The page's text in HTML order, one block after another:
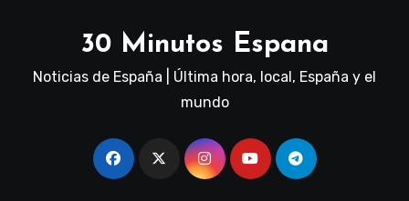
30 Minutos Espana
Noticias de España | Última hora, local, España y el
mundo